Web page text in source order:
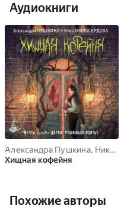
Аудиокниги
Александра Пушкина, Ника Милосердова
Хищная кофейня
Похожие авторы